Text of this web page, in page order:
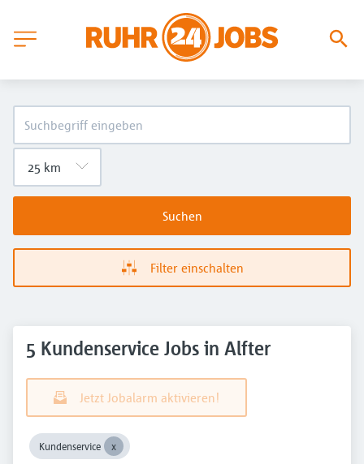
Suchen
Filter einschalten
5 Kundenservice Jobs in Alfter
Jetzt Jobalarm aktivieren!
Kundenservice